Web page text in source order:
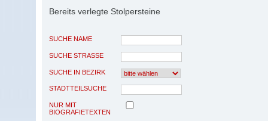
Bereits verlegte Stolpersteine
SUCHE NAME
SUCHE STRASSE
SUCHE IN BEZIRK
STADTTEILSUCHE
NUR MIT
BIOGRAFIETEXTEN